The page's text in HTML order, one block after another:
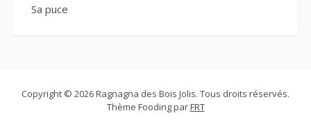
Sa puce
Copyright © 2026 Ragnagna des Bois Jolis. Tous droits réservés.
Thème Fooding parFRT